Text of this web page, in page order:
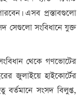
এসব প্রস্তাবগুলো
সেগুলো সংবিধানে যুক্ত
থেকে গণভোটের
জুলাইয়ে হাইকোর্টের
বর্তমানে সংসদ বিলুপ্ত,